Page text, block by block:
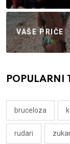
VAŠE PRIČE
POPULARNI
bruceloza
rudari